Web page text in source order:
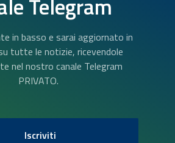
Telegram
in basso e sarai aggiornato in
tutte le notizie, ricevendole
nel nostro canale Telegram
PRIVATO.
Iscriviti